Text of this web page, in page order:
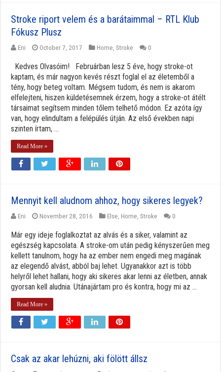
Stroke riport velem és a barátaimmal – RTL Klub
Fókusz Plusz
Eni October 7, 2017 Home ,Stroke 0
Kedves Olvasóim! Februárban lesz 5 éve, hogy stroke-ot
kaptam, és már nagyon kevés részt foglal el az életemből a
tény, hogy beteg voltam. Mégsem tudom, és nem is akarom
elfelejteni, hiszen küldetésemnek érzem, hogy a stroke-ot átélt
társaimat segítsem minden tőlem telhető módon. Ez azóta így
van, hogy elindultam a felépülés útján. Az első években napi
szinten írtam, ...
Read More »
Mennyit kell aludnom ahhoz, hogy sikeres legyek?
Eni November 28, 2016 Else Home ,Stroke 0
Már egy ideje foglalkoztat az alvás és a siker, valamint az
egészség kapcsolata. A stroke-om után pedig kényszerűen meg
kellett tanulnom, hogy ha az ember nem engedi meg magának
az elegendő alvást, abból baj lehet. Ugyanakkor azt is több
helyről lehet hallani, hogy aki sikeres akar lenni az életben, annak
gyorsan kell aludnia. Utánajártam pro és kontra, hogy mi az ...
Read More »
Csak az akar lehúzni, aki fölött állsz